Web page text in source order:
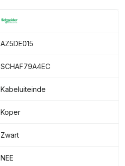
AZ5DE015
SCHAF79A4EC
Kabeluiteinde
Koper
Zwart
NEE